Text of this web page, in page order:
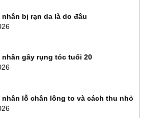
nhân bị rạn da là do đâu
nhân gây rụng tóc tuổi 20
nhân lỗ chân lông to và cách thu nhỏ